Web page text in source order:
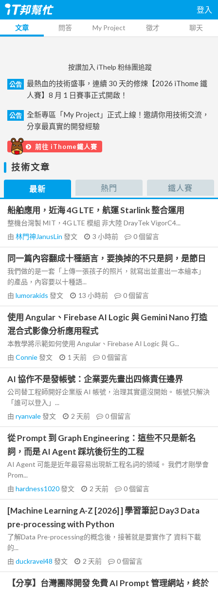
登入
文章 問答 My Project 徵才 聊天
按讚加入 iThelp 粉絲團追蹤
公告
最熱血的技術盛事，連續 30 天的修煉【2026 iThome 鐵
人賽】8 月 1 日賽事正式開啟！
公告
全新專區「My Project」正式上線！邀請你用技術交流，
分享最真實的開發經驗
前往 iThome鐵人賽
技術文章
最新 熱門 鐵人賽
船舶應用，近海 4G LTE，航運 Starlink 整合運用
整機台灣製 MIT，4G LTE 模組 非大陸 DrayTek VigorC4...
由 林門神JanusLin 發文 3 小時前 0個留言
同一篇內容翻成十種語言，要換掉的不只是詞，是節日
我們做的是一套「上傳一張孩子的照片，就寫出並畫出一本繪本」
的產品，內容要以十種語...
由 lumorakids 發文 13 小時前 0個留言
使用 Angular、Firebase AI Logic 與 Gemini Nano 打造
混合式影像分析應用程式
本教學將示範如何使用 Angular、Firebase AI Logic 與 G...
由 Connie發文 1 天前 0個留言
AI 協作不是發帳號：企業要先畫出四條責任邊界
公司替工程師開好企業版 AI 帳號，治理其實還沒開始。 帳號只解決
「誰可以登入」...
由 ryanvale發文 2 天前 0個留言
從 Prompt 到 Graph Engineering：這些不只是新名
詞，而是 AI Agent 踩坑後衍生的工程
AI Agent 可能是近年最容易出現新工程名詞的領域。 我們才剛學會
Prom...
由 hardness1020發文 2 天前 0個留言
[Machine Learning A-Z [2026] ] 學習筆記 Day3 Data
pre-processing with Python
了解Data Pre-processing的概念後，接著就是要實作了 資料下載
的...
由 duckravel48 發文 2 天前 0個留言
【分享】台灣團隊開發 免費 AI Prompt 管理網站，終於